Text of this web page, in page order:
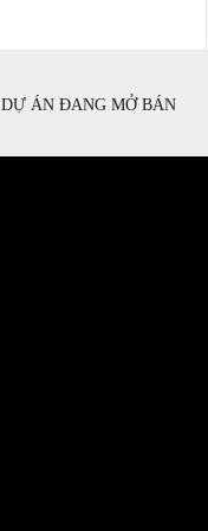
DỰ ÁN ĐANG MỞ BÁN